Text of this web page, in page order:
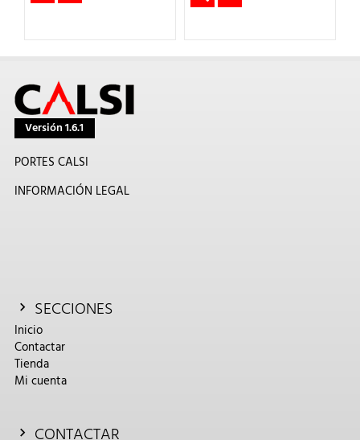
Versión 1.6.1
PORTES CALSI
INFORMACIÓN LEGAL
SECCIONES
Inicio
Contactar
Tienda
Mi cuenta